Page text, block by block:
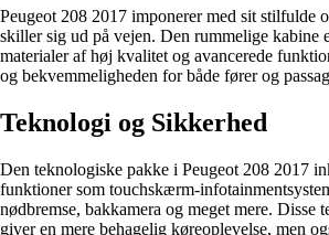
Peugeot 208 2017 imponerer med sit stilfulde
skiller sig ud på vejen. Den rummelige kabine
materialer af høj kvalitet og avancerede
og bekvemmeligheden for både fører og
Teknologi og Sikkerhed
Den teknologiske pakke i Peugeot 208 2017
funktioner som touchskærm-
nødbremse, bakkamera og meget mere. Disse
giver en mere behagelig køreoplevelse, men